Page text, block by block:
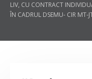
LIV, CU CONTRACT
ÎN CADRUL DSEMU- CIR MT-